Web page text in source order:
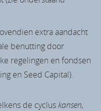
extra aandacht
benutting door
regelingen en fondsen
en Seed Capital).
de cyclus kansen,